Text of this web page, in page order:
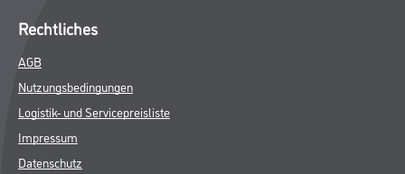
Rechtliches
AGB
Nutzungsbedingungen
Logistik- und Servicepreisliste
Impressum
Datenschutz